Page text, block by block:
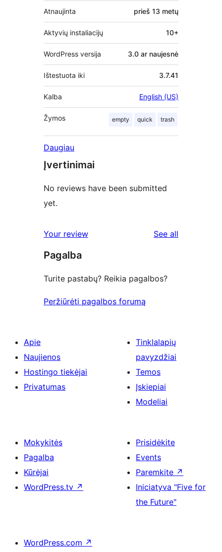
Atnaujinta prieš 13 metų
Aktyvių instaliacijų 10+
WordPress versija 3.0 ar naujesnė
Ištestuota iki 3.7.41
Kalba English (US)
Žymos empty quick trash
Daugiau
Įvertinimai
No reviews have been submitted
yet.
Your review See all
Pagalba
Turite pastabų? Reikia pagalbos?
Peržiūrėti pagalbos forumą
Apie
Naujienos
Hostingo tiekėjai
Privatumas
Tinklalapių
pavyzdžiai
Temos
Įskiepiai
Modeliai
Mokykitės
Pagalba
Kūrėjai
WordPress.tv ↗
Prisidėkite
Events
Paremkite ↗
Iniciatyva "Five for
the Future"
WordPress.com ↗